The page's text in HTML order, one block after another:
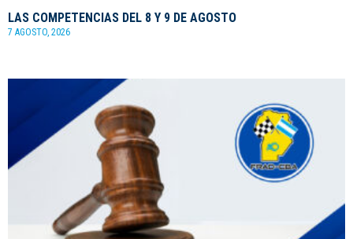
LAS COMPETENCIAS DEL 8 Y 9 DE AGOSTO
7 AGOSTO, 2026